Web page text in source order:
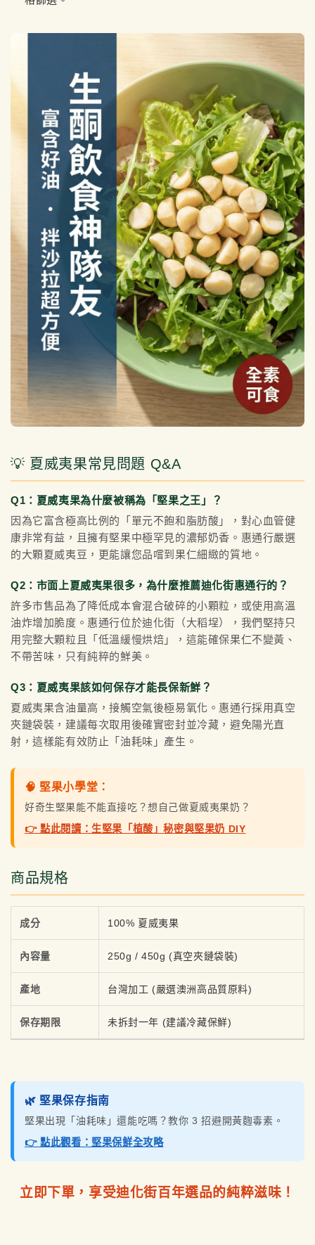
💡 夏威夷果常見問題 Q&A
Q1：夏威夷果為什麼被稱為「堅果之王」？
因為它富含極高比例的「單元不飽和脂肪酸」，對心血管健
康非常有益，且擁有堅果中極罕見的濃郁奶香。惠通行嚴選
的大顆夏威夷豆，更能讓您品嚐到果仁細緻的質地。
Q2：市面上夏威夷果很多，為什麼推薦迪化街惠通行的？
許多市售品為了降低成本會混合破碎的小顆粒，或使用高溫
油炸增加脆度。惠通行位於迪化街（大稻埕），我們堅持只
用完整大顆粒且「低溫緩慢烘焙」，這能確保果仁不變黃、
不帶苦味，只有純粹的鮮美。
Q3：夏威夷果該如何保存才能長保新鮮？
夏威夷果含油量高，接觸空氣後極易氧化。惠通行採用真空
夾鏈袋裝，建議每次取用後確實密封並冷藏，避免陽光直
射，這樣能有效防止「油耗味」產生。
🧠 堅果小學堂：
好奇生堅果能不能直接吃？想自己做夏威夷果奶？
👉 點此閱讀：生堅果「植酸」秘密與堅果奶 DIY
商品規格
成分 100% 夏威夷果
內容量 250g / 450g (真空夾鏈袋裝)
產地 台灣加工 (嚴選澳洲高品質原料)
保存期限 未拆封一年 (建議冷藏保鮮)
🌿 堅果保存指南
堅果出現「油耗味」還能吃嗎？教你 3 招避開黃麴毒素。
👉 點此觀看：堅果保鮮全攻略
立即下單，享受迪化街百年選品的純粹滋味！